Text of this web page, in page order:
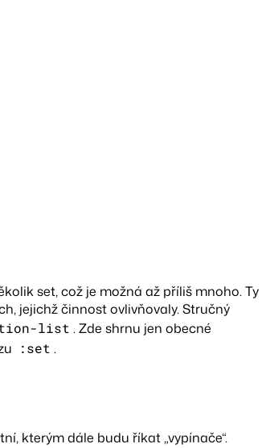
set, což je možná až příliš mnoho. Ty
jejichž činnost ovlivňovaly. Stručný
list . Zde shrnu jen obecné
:set .
kterým dále budu říkat „vypínače“.